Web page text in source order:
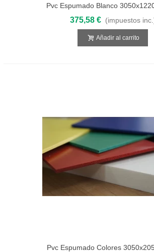
Pvc Espumado Blanco
375,58 € (impuestos
Añadir al carrito
Pvc Espumado Colores